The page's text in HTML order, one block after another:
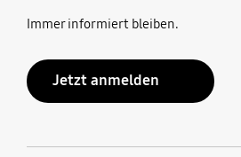
Immer informiert bleiben.
Jetzt anmelden